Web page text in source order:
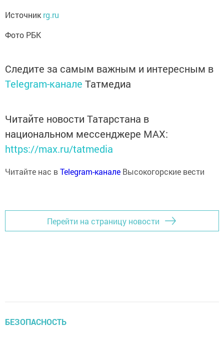
Источникrg.ru
Фото РБК
Следите за самым важным и интересным в
Telegram-канале Татмедиа
Читайте новости Татарстана в
национальном мессенджере MАХ:
https://max.ru/tatmedia
Читайте нас вTelegram-канале Высокогорские вести
Перейти на страницу новости
БЕЗОПАСНОСТЬ